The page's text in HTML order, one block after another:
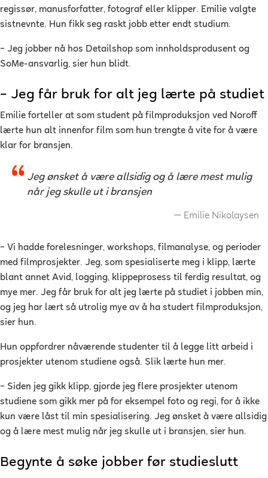
regissør, manusforfatter, fotograf eller klipper. Emilie valgte
sistnevnte. Hun fikk seg raskt jobb etter endt studium.
– Jeg jobber nå hos Detailshop som innholdsprodusent og
SoMe-ansvarlig, sier hun blidt.
– Jeg får bruk for alt jeg lærte på studiet
Emilie forteller at som student på filmproduksjon ved Noroff
lærte hun alt innenfor film som hun trengte å vite for å være
klar for bransjen.
Jeg ønsket å være allsidig og å lære mest mulig
når jeg skulle ut i bransjen
Emilie Nikolaysen
– Vi hadde forelesninger, workshops, filmanalyse, og perioder
med filmprosjekter. Jeg, som spesialiserte meg i klipp, lærte
blant annet Avid, logging, klippeprosess til ferdig resultat, og
mye mer. Jeg får bruk for alt jeg lærte på studiet i jobben min,
og jeg har lært så utrolig mye av å ha studert filmproduksjon,
sier hun.
Hun oppfordrer nåværende studenter til å legge litt arbeid i
prosjekter utenom studiene også. Slik lærte hun mer.
– Siden jeg gikk klipp, gjorde jeg flere prosjekter utenom
studiene som gikk mer på for eksempel foto og regi, for å ikke
kun være låst til min spesialisering. Jeg ønsket å være allsidig
og å lære mest mulig når jeg skulle ut i bransjen, sier hun.
Begynte å søke jobber før studieslutt